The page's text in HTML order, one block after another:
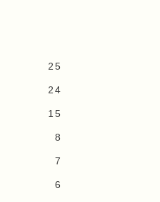
25
24
15
8
7
6